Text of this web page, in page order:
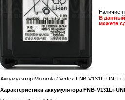
Наличие
В данный
можете
Аккумулятор Motorola / Vertex FNB-V131Li-UNI
Характеристики аккумулятора FNB-V131Li-